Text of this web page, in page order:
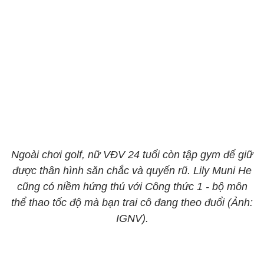
Ngoài chơi golf, nữ VĐV 24 tuổi còn tập gym để giữ
được thân hình săn chắc và quyến rũ. Lily Muni He
cũng có niềm hứng thú với Công thức 1 - bộ môn
thể thao tốc độ mà bạn trai cô đang theo đuổi (Ảnh:
IGNV).